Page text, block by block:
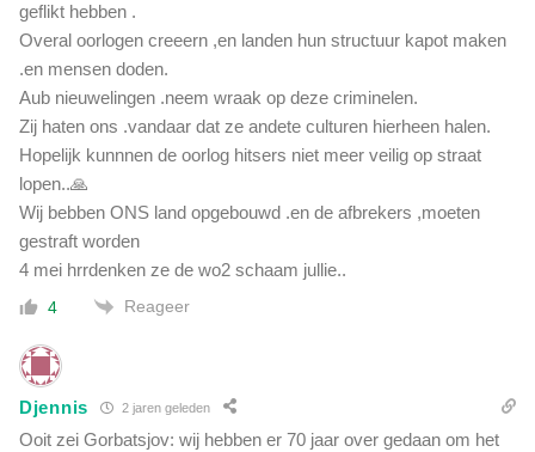
geflikt hebben .
Overal oorlogen creeern ,en landen hun structuur kapot maken
.en mensen doden.
Aub nieuwelingen .neem wraak op deze criminelen.
Zij haten ons .vandaar dat ze andete culturen hierheen halen.
Hopelijk kunnnen de oorlog hitsers niet meer veilig op straat
lopen..🙏
Wij bebben ONS land opgebouwd .en de afbrekers ,moeten
gestraft worden
4 mei hrrdenken ze de wo2 schaam jullie..
4 Reageer
Djennis 2 jaren geleden
Ooit zei Gorbatsjov: wij hebben er 70 jaar over gedaan om het